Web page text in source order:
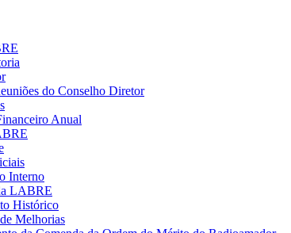
do Conselho Diretor
Anual
Interno
LABRE
Histórico
Melhorias